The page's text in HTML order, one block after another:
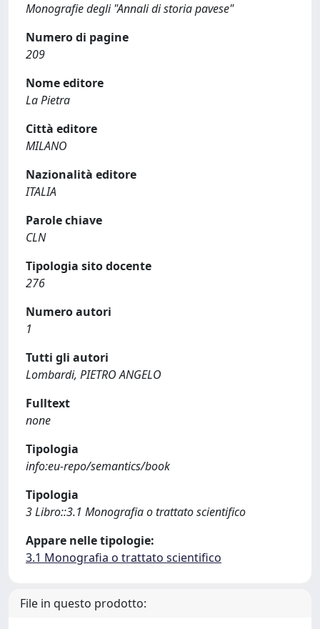
Monografie degli "Annali di storia pavese"
Numero di pagine
209
Nome editore
La Pietra
Città editore
MILANO
Nazionalità editore
ITALIA
Parole chiave
CLN
Tipologia sito docente
276
Numero autori
1
Tutti gli autori
Lombardi, PIETRO ANGELO
Fulltext
none
Tipologia
info:eu-repo/semantics/book
Tipologia
3 Libro::3.1 Monografia o trattato scientifico
Appare nelle tipologie:
3.1 Monografia o trattato scientifico
File in questo prodotto: